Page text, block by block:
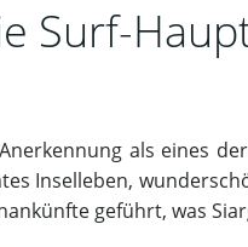
Surf-
als eines
Inselleben,
geführt, was